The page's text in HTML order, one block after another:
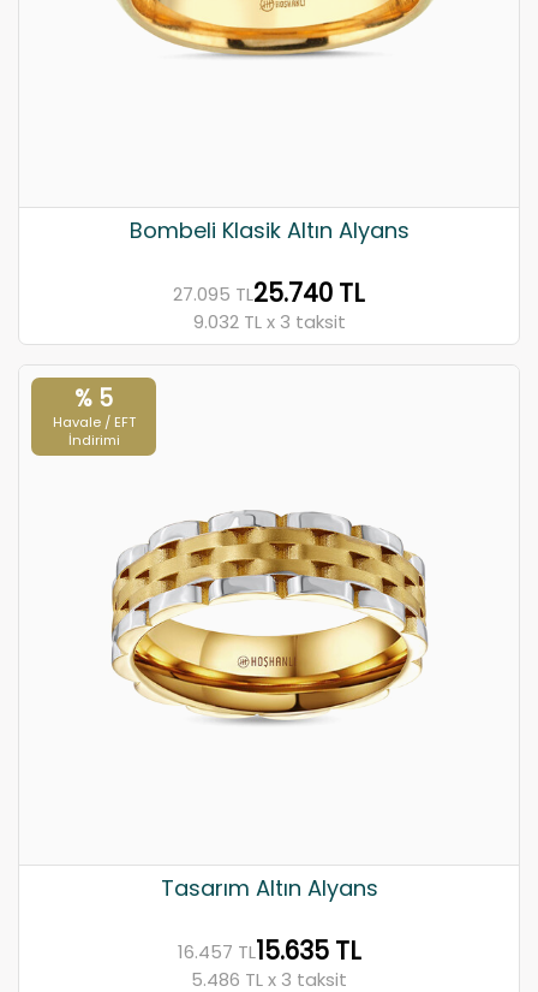
Bombeli Klasik Altın Alyans
27.095 TL25.740 TL
9.032 TL x 3 taksit
% 5
Havale / EFT
İndirimi
Tasarım Altın Alyans
16.457 TL15.635 TL
5.486 TL x 3 taksit